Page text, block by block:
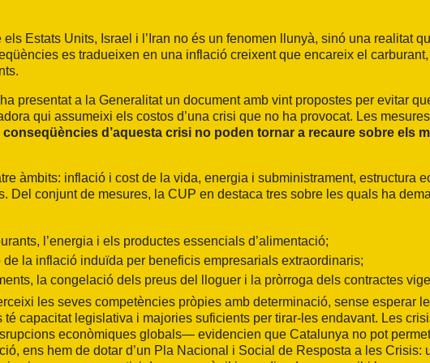
els Estats Units, Israel i l’Iran no és un fenomen llunyà, sinó una realitat
es tradueixen en una inflació creixent que encareix el
presentat a la Generalitat un document amb vint propostes per evitar
qui assumeixi els costos d’una crisi que no ha provocat. Les
conseqüències d’aquesta crisi no poden tornar a recaure sobre els
àmbits: inflació i cost de la vida, energia i subministrament, estructura
Del conjunt de mesures, la CUP en destaca tres sobre les quals ha
l’energia i els productes essencials d’alimentació;
la inflació induïda per beneficis empresarials extraordinaris;
la congelació dels preus del lloguer i la pròrroga dels contractes
les seves competències pròpies amb determinació, sense esperar
capacitat legislativa i majories suficients per tirar-les endavant. Les
econòmiques globals— evidencien que Catalunya no pot
ens hem de dotar d’un Pla Nacional i Social de Resposta a les Crisis: